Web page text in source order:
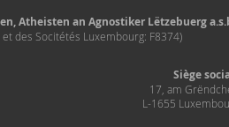
Atheisten an Agnostiker Lëtzebuerg
des Socitétés Luxembourg: F8374)
Siège
17, am
L-1655